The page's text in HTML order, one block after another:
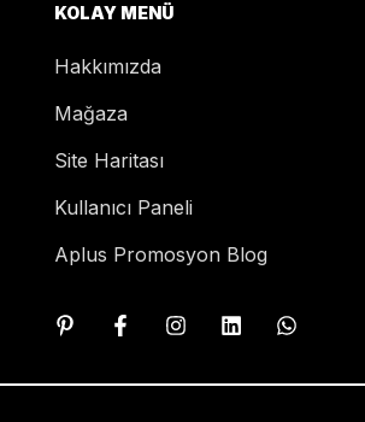
KOLAY MENÜ
Hakkımızda
Mağaza
Site Haritası
Kullanıcı Paneli
Aplus Promosyon Blog